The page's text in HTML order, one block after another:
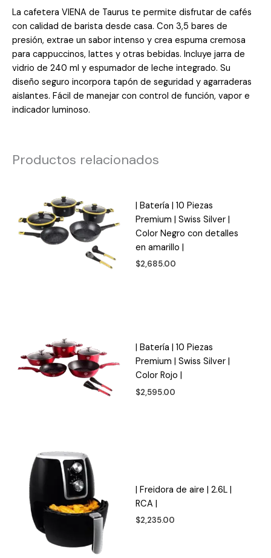
La cafetera VIENA de Taurus te permite disfrutar de cafés
con calidad de barista desde casa. Con 3,5 bares de
presión, extrae un sabor intenso y crea espuma cremosa
para cappuccinos, lattes y otras bebidas. Incluye jarra de
vidrio de 240 ml y espumador de leche integrado. Su
diseño seguro incorpora tapón de seguridad y agarraderas
aislantes. Fácil de manejar con control de función, vapor e
indicador luminoso.
Productos relacionados
| Batería | 10 Piezas
Premium | Swiss Silver |
Color Negro con detalles
en amarillo |
$2,685.00
| Batería | 10 Piezas
Premium | Swiss Silver |
Color Rojo |
$2,595.00
| Freidora de aire | 2.6L |
RCA |
$2,235.00